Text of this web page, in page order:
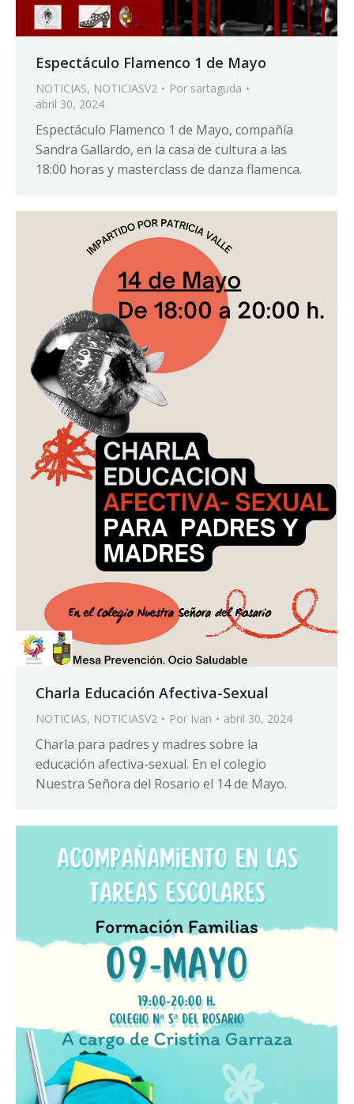
Espectáculo Flamenco 1 de Mayo
NOTICIAS, NOTICIASV2 Por sartaguda
abril 30, 2024
Espectáculo Flamenco 1 de Mayo, compañía
Sandra Gallardo, en la casa de cultura a las
18:00 horas y masterclass de danza flamenca.
Charla Educación Afectiva-Sexual
NOTICIAS, NOTICIASV2 Por Ivan abril 30, 2024
Charla para padres y madres sobre la
educación afectiva-sexual. En el colegio
Nuestra Señora del Rosario el 14 de Mayo.